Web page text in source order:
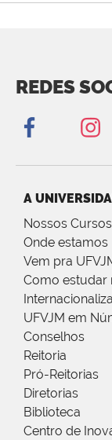
REDES
A
Nossos Cursos
Onde estamos
Vem pra
Como estudar
UFVJM em
Conselhos
Reitoria
Pró-Reitorias
Diretorias
Biblioteca
Centro de